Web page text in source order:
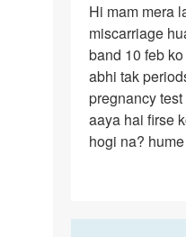
Hi
mam
mera
last
month…
Hi mam mera
miscarriage
band 10 feb
abhi tak
pregnancy
aaya hai firse
hogi na?